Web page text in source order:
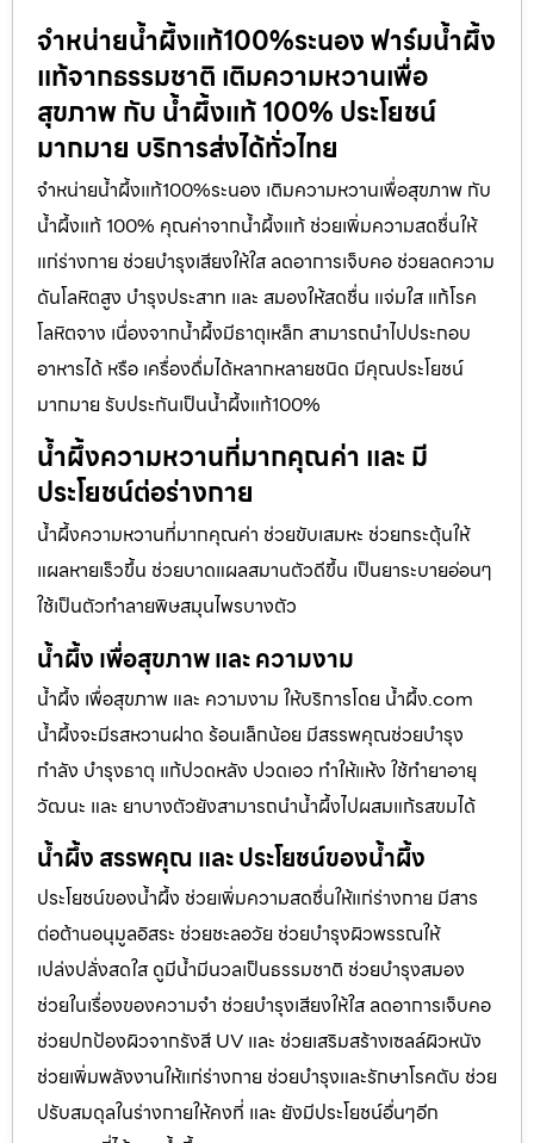
จำหน่ายน้ำผึ้งแท้100%ระนอง ฟาร์มน้ำผึ้ง
แท้จากธรรมชาติ เติมความหวานเพื่อ
สุขภาพ กับ น้ำผึ้งแท้ 100% ประโยชน์
มากมาย บริการส่งได้ทั่วไทย
จำหน่ายน้ำผึ้งแท้100%ระนอง เติมความหวานเพื่อสุขภาพ กับ
น้ำผึ้งแท้ 100% คุณค่าจากน้ำผึ้งแท้ ช่วยเพิ่มความสดชื่นให้
แก่ร่างกาย ช่วยบำรุงเสียงให้ใส ลดอาการเจ็บคอ ช่วยลดความ
ดันโลหิตสูง บำรุงประสาท และ สมองให้สดชื่น แจ่มใส แก้โรค
โลหิตจาง เนื่องจากน้ำผึ้งมีธาตุเหล็ก สามารถนำไปประกอบ
อาหารได้ หรือ เครื่องดื่มได้หลากหลายชนิด มีคุณประโยชน์
มากมาย รับประกันเป็นน้ำผึ้งแท้100%
น้ำผึ้งความหวานที่มากคุณค่า และ มี
ประโยชน์ต่อร่างกาย
น้ำผึ้งความหวานที่มากคุณค่า ช่วยขับเสมหะ ช่วยกระตุ้นให้
แผลหายเร็วขึ้น ช่วยบาดแผลสมานตัวดีขึ้น เป็นยาระบายอ่อนๆ
ใช้เป็นตัวทำลายพิษสมุนไพรบางตัว
น้ำผึ้ง เพื่อสุขภาพ และ ความงาม
น้ำผึ้ง เพื่อสุขภาพ และ ความงาม ให้บริการโดย น้ำผึ้ง.com
น้ำผึ้งจะมีรสหวานฝาด ร้อนเล็กน้อย มีสรรพคุณช่วยบำรุง
กำลัง บำรุงธาตุ แก้ปวดหลัง ปวดเอว ทำให้แห้ง ใช้ทำยาอายุ
วัฒนะ และ ยาบางตัวยังสามารถนำน้ำผึ้งไปผสมแก้รสขมได้
น้ำผึ้ง สรรพคุณ และ ประโยชน์ของน้ำผึ้ง
ประโยชน์ของน้ำผึ้ง ช่วยเพิ่มความสดชื่นให้แก่ร่างกาย มีสาร
ต่อต้านอนุมูลอิสระ ช่วยชะลอวัย ช่วยบำรุงผิวพรรณให้
เปล่งปลั่งสดใส ดูมีน้ำมีนวลเป็นธรรมชาติ ช่วยบำรุงสมอง
ช่วยในเรื่องของความจำ ช่วยบำรุงเสียงให้ใส ลดอาการเจ็บคอ
ช่วยปกป้องผิวจากรังสี UV และ ช่วยเสริมสร้างเซลล์ผิวหนัง
ช่วยเพิ่มพลังงานให้แก่ร่างกาย ช่วยบำรุงและรักษาโรคตับ ช่วย
ปรับสมดุลในร่างกายให้คงที่ และ ยังมีประโยชน์อื่นๆอีก